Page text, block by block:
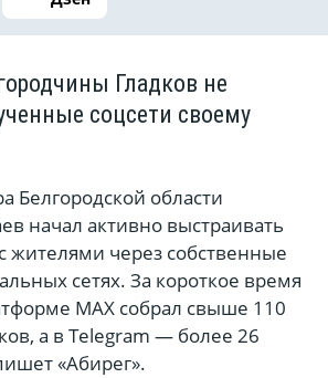
Гладков не
соцсети своему
Белгородской области
начал активно выстраивать
через собственные
сетях. За короткое время
MAX собрал свыше 110
а в Telegram — более 26
«Абирег».